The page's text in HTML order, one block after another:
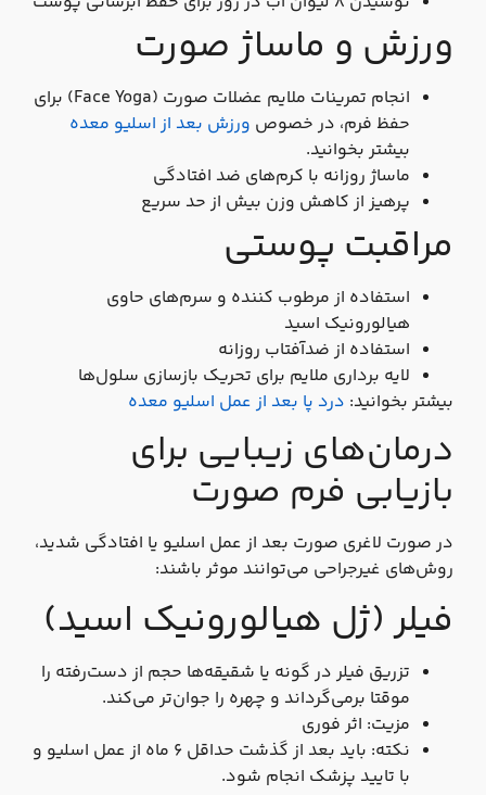
ورزش و ماساژ صورت
انجام تمرینات ملایم عضلات صورت (Face Yoga) برای
حفظ فرم، در خصوصورزش بعد از اسلیو معده
بیشتر بخوانید.
ماساژ روزانه با کرم‌های ضد افتادگی
پرهیز از کاهش وزن بیش از حد سریع
مراقبت پوستی
استفاده از مرطوب‌ کننده و سرم‌های حاوی
هیالورونیک اسید
استفاده از ضدآفتاب روزانه
لایه‌ برداری ملایم برای تحریک بازسازی سلول‌ها
بیشتر بخوانید:درد پا بعد از عمل اسلیو معده
درمان‌های زیبایی برای
بازیابی فرم صورت
در صورت لاغری صورت بعد از عمل اسلیو یا افتادگی شدید،
روش‌های غیرجراحی می‌توانند موثر باشند:
فیلر (ژل هیالورونیک اسید)
تزریق فیلر در گونه یا شقیقه‌ها حجم از دست‌رفته را
موقتا برمی‌گرداند و چهره را جوان‌تر می‌کند.
مزیت: اثر فوری
نکته: باید بعد از گذشت حداقل ۶ ماه از عمل اسلیو و
با تایید پزشک انجام شود.